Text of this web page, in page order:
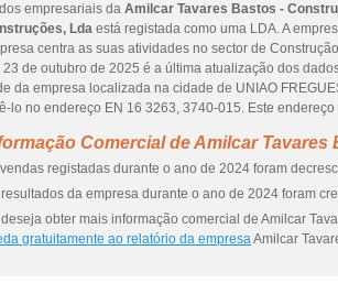
empresariais da Amilcar Tavares Bastos -
Lda está registada como uma LDA. A
centra as suas atividades no sector de
23 de outubro de 2025 é a última atualização dos
da empresa localizada na cidade de UNIAO
lo no endereço EN 16 3263, 3740-015. Este
Comercial de Amilcar
registadas durante o ano de 2024 foram
da empresa durante o ano de 2024 foram
obter mais informação comercial de Amilcar
gratuitamente ao relatório da empresaAmilcar